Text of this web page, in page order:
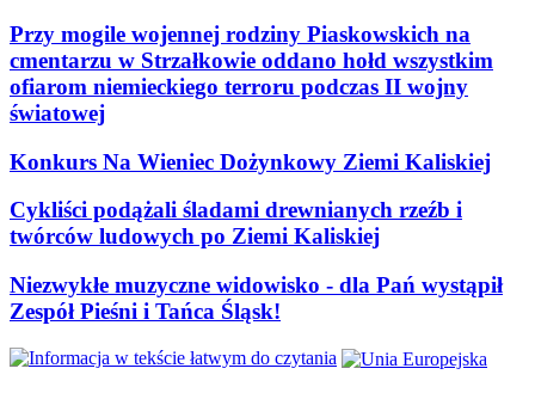
Przy mogile wojennej rodziny Piaskowskich na
cmentarzu w Strzałkowie oddano hołd wszystkim
ofiarom niemieckiego terroru podczas II wojny
światowej
Konkurs Na Wieniec Dożynkowy Ziemi Kaliskiej
Cykliści podążali śladami drewnianych rzeźb i
twórców ludowych po Ziemi Kaliskiej
Niezwykłe muzyczne widowisko - dla Pań wystąpił
Zespół Pieśni i Tańca Śląsk!